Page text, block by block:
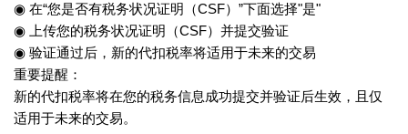
◉ 在“您是否有税务状况证明（CSF）”下面选择"是"
◉ 上传您的税务状况证明（CSF）并提交验证
◉ 验证通过后，新的代扣税率将适用于未来的交易
重要提醒：
新的代扣税率将在您的税务信息成功提交并验证后生效，且仅
适用于未来的交易。